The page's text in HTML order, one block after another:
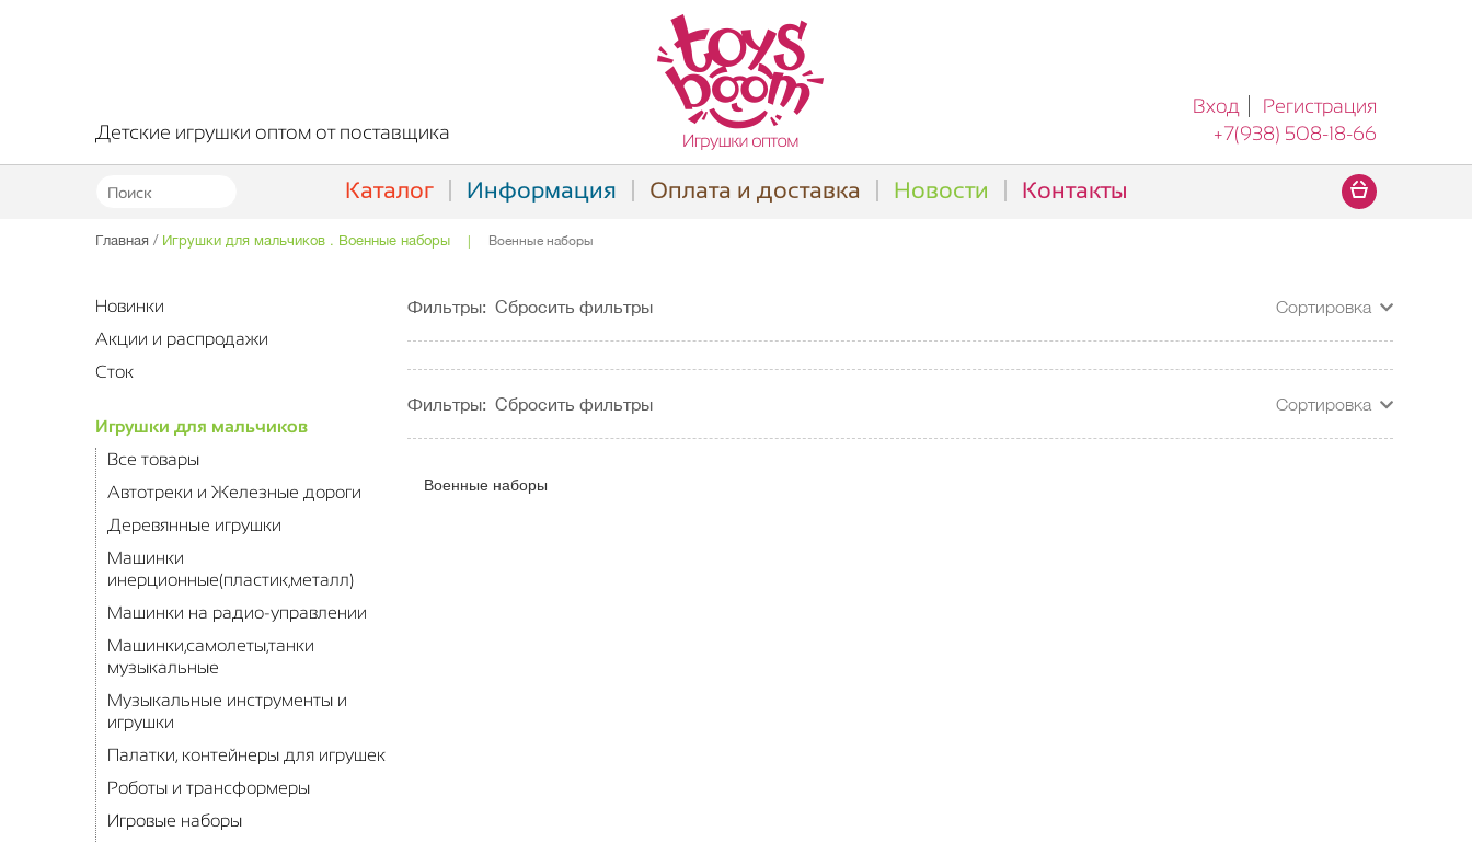
Детские игрушки оптом от поставщика
Вход
Регистрация
+7(938) 508-18-66
Каталог Информация Оплата и доставка Новости Контакты
Главная / Игрушки для мальчиков . Военные наборы Военные наборы
Новинки
Акции и распродажи
Сток
Игрушки для мальчиков
Все товары
Автотреки и Железные дороги
Деревянные игрушки
Машинки
инерционные(пластик,металл)
Машинки на радио-управлении
Машинки,самолеты,танки
музыкальные
Музыкальные инструменты и
игрушки
Палатки, контейнеры для игрушек
Роботы и трансформеры
Игровые наборы
Фильтры: Сбросить фильтры Сортировка
Фильтры: Сбросить фильтры Сортировка
Военные наборы